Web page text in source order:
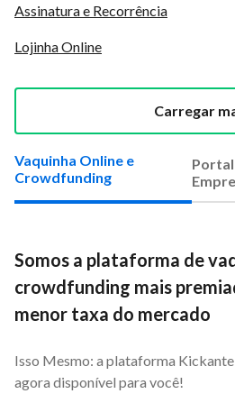
Vaquinha Online e
Crowdfunding
Somos a plataforma de
crowdfunding mais
menor taxa do mercado
Isso Mesmo: a plataforma
agora disponível para você!
Assinatura e Recorrência
Lojinha Online
Carregar